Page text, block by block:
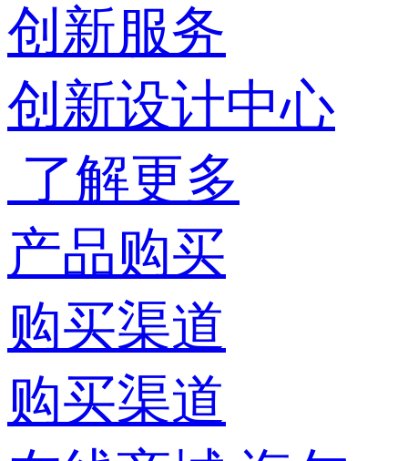
创新服务
创新设计中心
了解更多
产品购买
购买渠道
购买渠道